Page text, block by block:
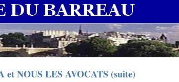
et NOUS LES AVOCATS (suite)